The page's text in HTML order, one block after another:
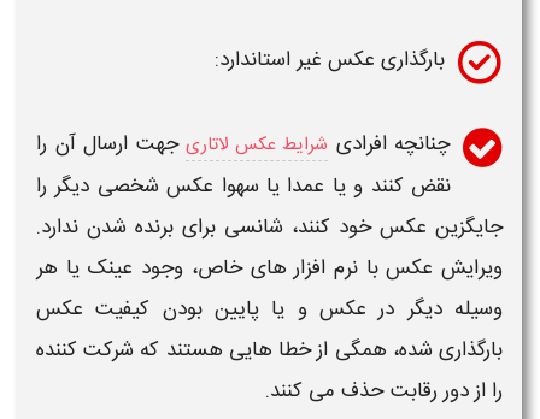
بارگذاری عکس غیر استاندارد:
چنانچه افرادی شرایط عکس لاتاری جهت ارسال آن را
نقض کنند و یا عمدا یا سهوا عکس شخصی دیگر را
جایگزین عکس خود کنند، شانسی برای برنده شدن ندارد.
ویرایش عکس با نرم افزار های خاص، وجود عینک یا هر
وسیله دیگر در عکس و یا پایین بودن کیفیت عکس
بارگذاری شده، همگی از خطا هایی هستند که شرکت کننده
را از دور رقابت حذف می کنند.